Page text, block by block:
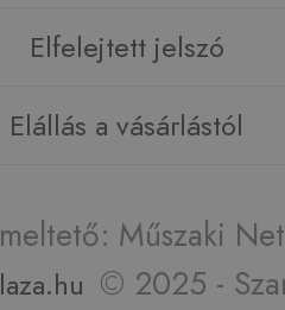
Elfelejtett jelszó
Elállás a vásárlástól
Műszaki
© 2025 -